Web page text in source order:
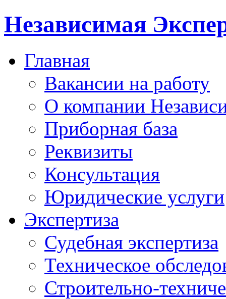
Независимая
Главная
Вакансии на работу
О компании
Приборная база
Реквизиты
Консультация
Юридические услуги
Экспертиза
Судебная экспертиза
Техническое
Строительно-